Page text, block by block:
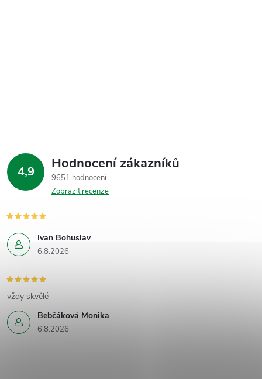
4,9 Hodnocení zákazníků
9651 hodnocení
Zobrazit recenze
Ivan Bohuslav
6.8.2026
Bebčáková Monika
6.8.2026
vždy skvělé